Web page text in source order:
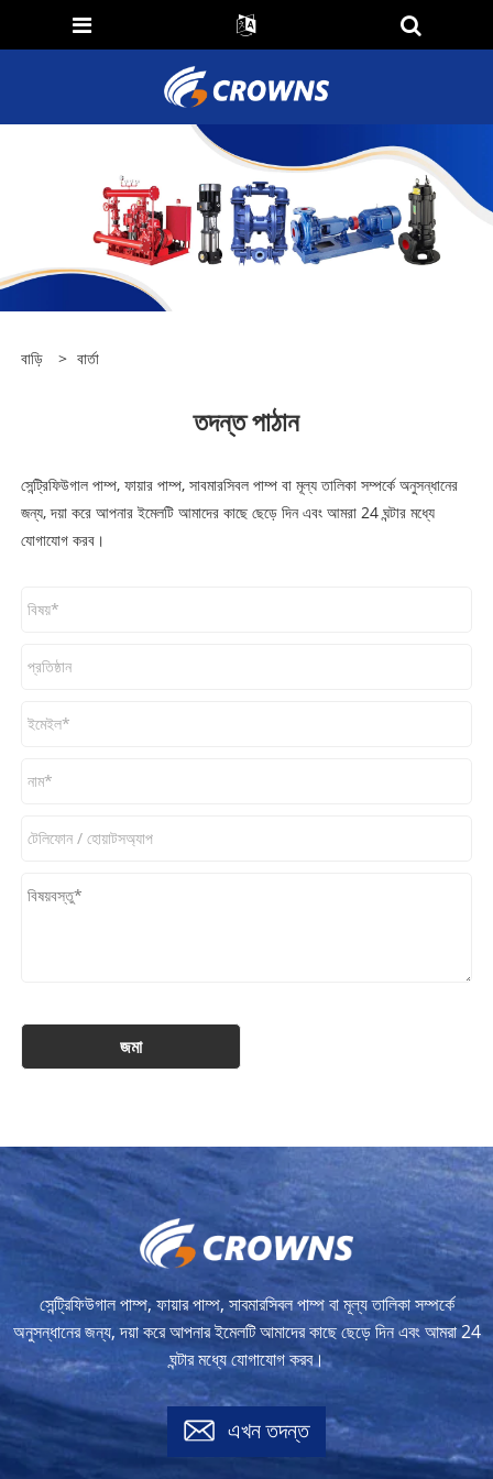
বাড়ি > বার্তা
তদন্ত পাঠান
সেন্ট্রিফিউগাল পাম্প, ফায়ার পাম্প, সাবমারসিবল পাম্প বা মূল্য তালিকা সম্পর্কে অনুসন্ধানের
জন্য, দয়া করে আপনার ইমেলটি আমাদের কাছে ছেড়ে দিন এবং আমরা 24 ঘন্টার মধ্যে
যোগাযোগ করব।
সেন্ট্রিফিউগাল পাম্প, ফায়ার পাম্প, সাবমারসিবল পাম্প বা মূল্য তালিকা সম্পর্কে
অনুসন্ধানের জন্য, দয়া করে আপনার ইমেলটি আমাদের কাছে ছেড়ে দিন এবং আমরা 24
ঘন্টার মধ্যে যোগাযোগ করব।
এখন তদন্ত